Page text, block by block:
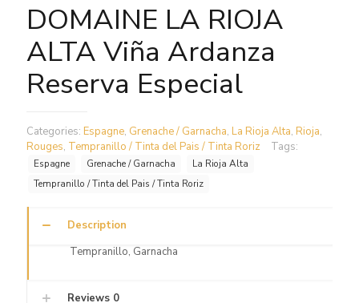
DOMAINE LA RIOJA
ALTA Viña Ardanza
Reserva Especial
Categories: Espagne, Grenache / Garnacha, La Rioja Alta, Rioja,
Rouges, Tempranillo / Tinta del Pais / Tinta Roriz Tags:
Espagne Grenache / Garnacha
La Rioja Alta
Tempranillo / Tinta del Pais / Tinta Roriz
Description
Tempranillo, Garnacha
Reviews 0